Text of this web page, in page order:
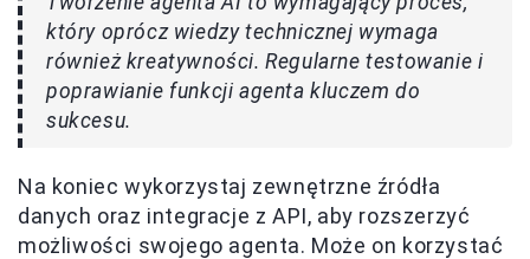
który oprócz wiedzy technicznej wymaga
również kreatywności. Regularne testowanie i
poprawianie funkcji agenta kluczem do
sukcesu.
Na koniec wykorzystaj zewnętrzne źródła
danych oraz integracje z API, aby rozszerzyć
możliwości swojego agenta. Może on korzystać